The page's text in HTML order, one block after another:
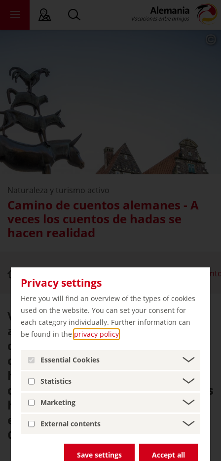
Privacy settings
Here you will find an overview of the types of cookies
used on the website. You can set your consent for
each category individually. Further information can
be found in the privacy policy
Essential Cookies
Statistics
Marketing
External contents
Save settings Accept all
federales
nosotros
Naturaleza y turismo activo
Camino de cuentos alemanes - A
veces los cuentos de hadas se
hacen realidad
Ruta de los
Viaje con ojos de cuento de hadas
a través del mundo de los cuentos
de hadas de los Grimm en la
carretera alemana de cuentos de
hadas, 600 fabulosos kilómetros
desde el lugar de nacimiento de los
hermanos Grimm en Hanau hasta
el hogar del cantante "Animal
Combo" en